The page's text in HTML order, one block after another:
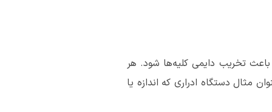
تخریب دایمی کلیه‌ها شود. هر
مثال دستگاه ادراری که اندازه یا